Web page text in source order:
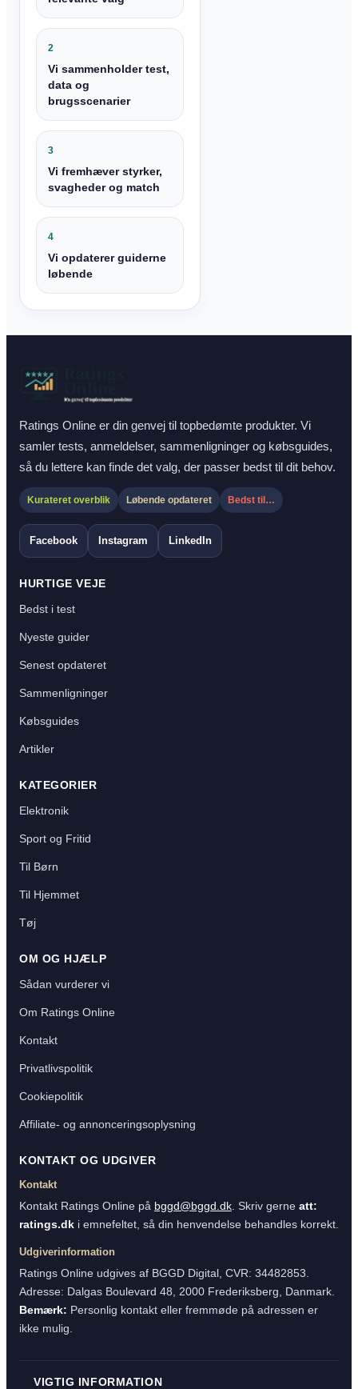
2
Vi sammenholder test,
data og
brugsscenarier
3
Vi fremhæver styrker,
svagheder og match
4
Vi opdaterer guiderne
løbende
Ratings Online er din genvej til topbedømte produkter. Vi
samler tests, anmeldelser, sammenligninger og købsguides,
så du lettere kan finde det valg, der passer bedst til dit behov.
Kurateret overblik Løbende opdateret Bedst til…
Facebook Instagram LinkedIn
HURTIGE VEJE
Bedst i test
Nyeste guider
Senest opdateret
Sammenligninger
Købsguides
Artikler
KATEGORIER
Elektronik
Sport og Fritid
Til Børn
Til Hjemmet
Tøj
OM OG HJÆLP
Sådan vurderer vi
Om Ratings Online
Kontakt
Privatlivspolitik
Cookiepolitik
Affiliate- og annonceringsoplysning
KONTAKT OG UDGIVER
Kontakt
Kontakt Ratings Online på bggd@bggd.dk . Skriv gerne att:
ratings.dk i emnefeltet, så din henvendelse behandles korrekt.
Udgiverinformation
Ratings Online udgives af BGGD Digital, CVR: 34482853.
Adresse: Dalgas Boulevard 48, 2000 Frederiksberg, Danmark.
Bemærk: Personlig kontakt eller fremmøde på adressen er
ikke mulig.
VIGTIG INFORMATION